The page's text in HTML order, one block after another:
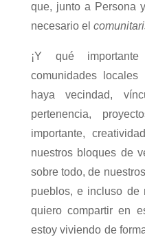
que, junto a Persona
necesario el
¡Y qué
comunidades
haya vecindad,
pertenencia,
importante,
nuestros bloques de
sobre todo, de
pueblos, e incluso de
quiero compartir en
estoy viviendo de